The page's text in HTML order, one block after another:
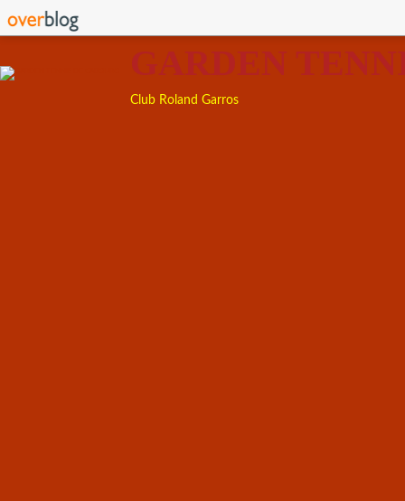
GARDEN
Club Roland Garros